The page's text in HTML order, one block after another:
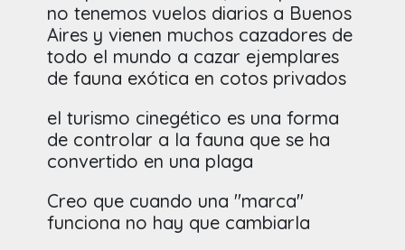
no tenemos vuelos diarios a Buenos
Aires y vienen muchos cazadores de
todo el mundo a cazar ejemplares
de fauna exótica en cotos privados
el turismo cinegético es una forma
de controlar a la fauna que se ha
convertido en una plaga
Creo que cuando una "marca"
funciona no hay que cambiarla